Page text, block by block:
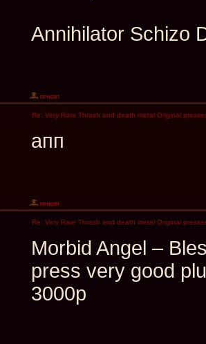
Annihilator Schizo
Re: Very Rare Thrash and death metal Original
апп
Re: Very Rare Thrash and death metal Original
Morbid Angel –
press very good
3000р